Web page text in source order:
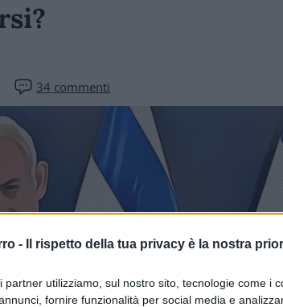
- Il rispetto della tua privacy è la nostra
partner utilizziamo, sul nostro sito, tecnologie come i
fornire funzionalità per social media e
34 commenti